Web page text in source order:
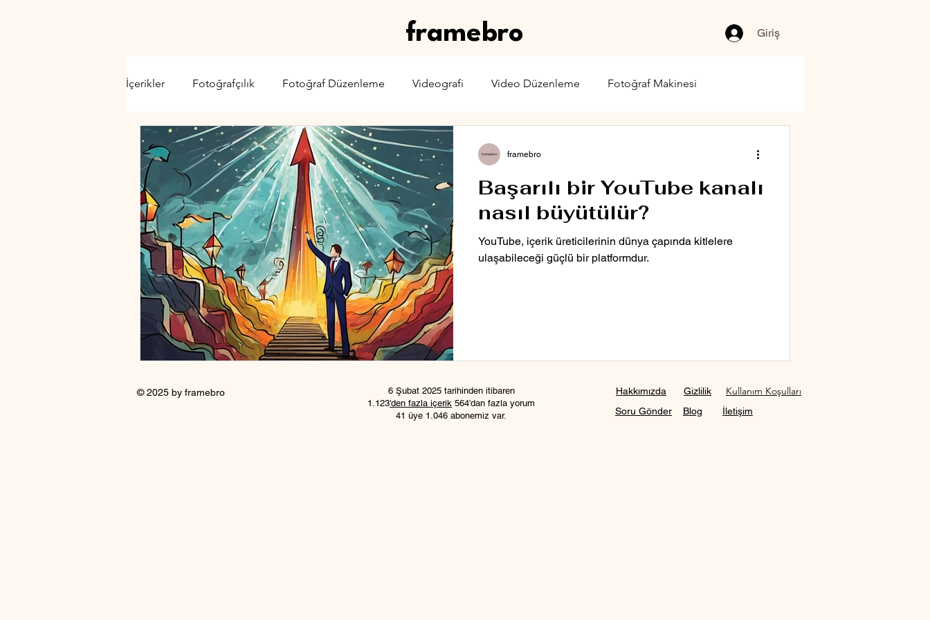
framebro Giriş
İçerikler Fotoğrafçılık Fotoğraf Düzenleme Videografi Video Düzenleme Fotoğraf Makinesi
Video Kamera Lens Drone Karşılaştırma
Başarılı bir YouTube kanalı
nasıl büyütülür?
YouTube, içerik üreticilerinin dünya çapında kitlelere
ulaşabileceği güçlü bir platformdur.
framebro
© 2025 by framebro
6 Şubat 2025 tarihinden itibaren
1.123'den fazla içerik 564'dan fazla yorum
41 üye 1.046 abonemiz var.
Hakkımızda
Soru Gönder
Gizlilik
Blog
Kullanım Koşulları
İletişim